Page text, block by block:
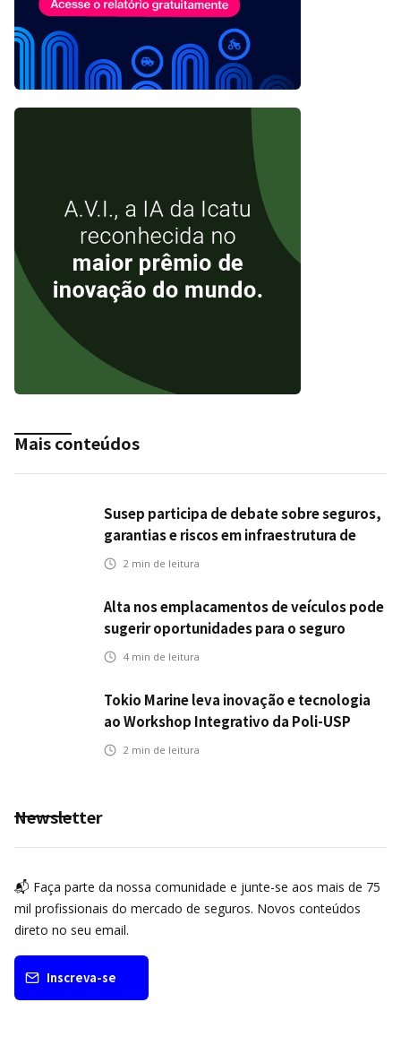
Mais conteúdos
Susep participa de debate sobre seguros,
garantias e riscos em infraestrutura de
transportes
2 min de leitura
Alta nos emplacamentos de veículos pode
sugerir oportunidades para o seguro
automotivo
4 min de leitura
Tokio Marine leva inovação e tecnologia
ao Workshop Integrativo da Poli-USP
2 min de leitura
Newsletter
📬 Faça parte da nossa comunidade e junte-se aos mais de 75
mil profissionais do mercado de seguros. Novos conteúdos
direto no seu email.
Inscreva-se